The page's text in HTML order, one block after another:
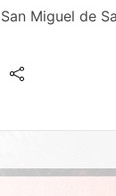
San Miguel de